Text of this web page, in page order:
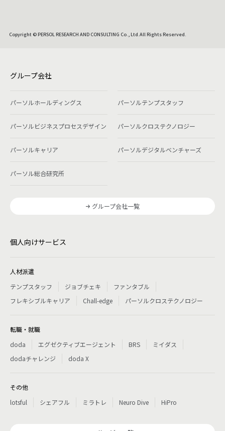
Copyright © PERSOL RESEARCH AND CONSULTING Co., Ltd.All Rights Reserved.
グループ会社
パーソルホールディングス パーソルテンプスタッフ
パーソルビジネスプロセスデザイン パーソルクロステクノロジー
パーソルキャリア パーソルデジタルベンチャーズ
パーソル総合研究所
グループ会社一覧
個人向けサービス
人材派遣
テンプスタッフ
ジョブチェキ
ファンタブル
フレキシブルキャリア
Chall-edge パーソルクロステクノロジー
転職・就職
doda
エグゼクティブエージェント BRS
ミイダス
dodaチャレンジ
doda X
その他
lotsful
シェアフル ミラトレ Neuro Dive HiPro